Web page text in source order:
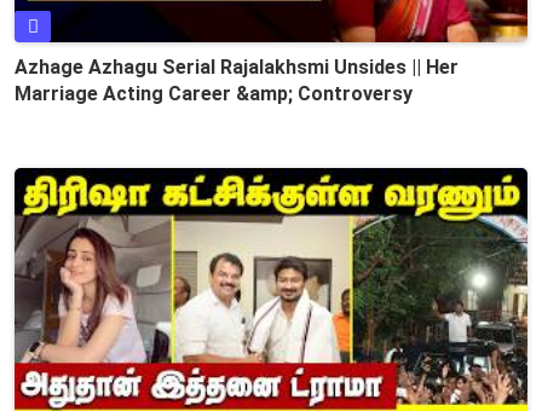
Azhage Azhagu Serial Rajalakhsmi Unsides || Her
Marriage Acting Career &amp; Controversy